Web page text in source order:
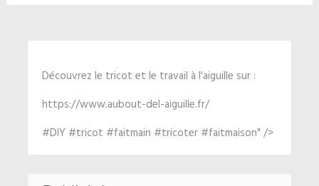
Découvrez le tricot et le travail à l'aiguille sur :
https://www.aubout-del-aiguille.fr/
#DIY #tricot #faitmain #tricoter #faitmaison" />